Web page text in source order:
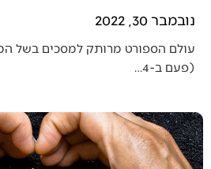
נובמבר 30, 2022
עולם הספורט מרותק למסכים בשל
(פעם ב-4…